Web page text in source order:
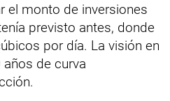
el monto de inversiones
previsto antes, donde
por día. La visión en
de curva